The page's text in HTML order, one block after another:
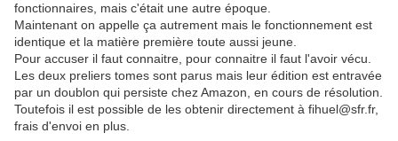
fonctionnaires, mais c'était une autre époque.
Maintenant on appelle ça autrement mais le fonctionnement est
identique et la matière première toute aussi jeune.
Pour accuser il faut connaitre, pour connaitre il faut l'avoir vécu.
Les deux preliers tomes sont parus mais leur édition est entravée
par un doublon qui persiste chez Amazon, en cours de résolution.
Toutefois il est possible de les obtenir directement à fihuel@sfr.fr,
frais d'envoi en plus.